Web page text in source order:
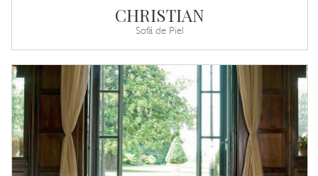
CHRISTIAN
Sofá de Piel